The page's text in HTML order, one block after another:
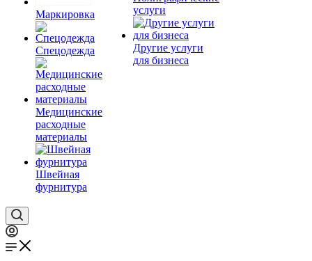
Маркировка
Спецодежда
Медицинские
расходные
материалы
Швейная
фурнитура
услуги
Другие услуги
для бизнеса